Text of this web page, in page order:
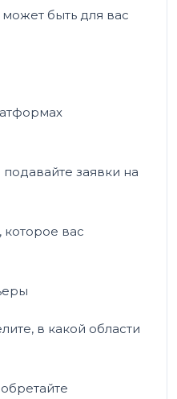
быть для вас
заявки на
вас
в какой области